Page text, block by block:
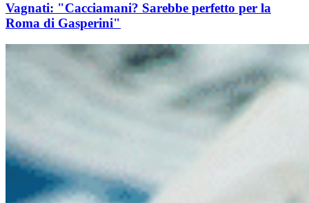
Vagnati: "Cacciamani? Sarebbe perfetto per la
Roma di Gasperini"